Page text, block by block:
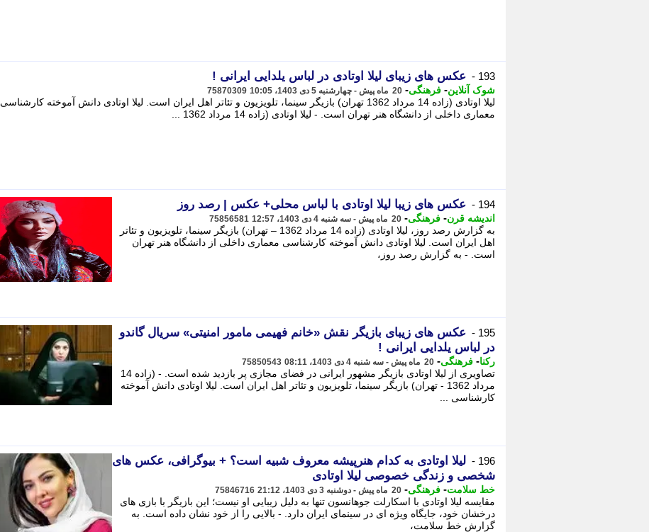
193 - عکس های زیبای لیلا اوتادی در لباس یلدایی ایرانی !
شوک آنلاین- فرهنگی- 20 ماه پیش - چهارشنبه 5 دی 1403، 10:05 75870309
لیلا اوتادی (زاده 14 مرداد 1362 تهران) بازیگر سینما، تلویزیون و تئاتر اهل ایران است. لیلا اوتادی دانش آموخته کارشناسی
معماری داخلی از دانشگاه هنر تهران است. - لیلا اوتادی (زاده 14 مرداد 1362 ...
194 - عکس های زیبا لیلا اوتادی با لباس محلی+ عکس | رصد روز
اندیشه قرن- فرهنگی- 20 ماه پیش - سه شنبه 4 دی 1403، 12:57 75856581
به گزارش رصد روز، لیلا اوتادی (زاده 14 مرداد 1362 – تهران) بازیگر سینما، تلویزیون و تئاتر
اهل ایران است. لیلا اوتادی دانش آموخته کارشناسی معماری داخلی از دانشگاه هنر تهران
است. - به گزارش رصد روز،
195 -
عکس های زیبای بازیگر نقش «خانم فهیمی مامور امنیتی» سریال گاندو
در لباس یلدایی ایرانی !
رکنا- فرهنگی- 20 ماه پیش - سه شنبه 4 دی 1403، 08:11 75850543
تصاویری از لیلا اوتادی بازیگر مشهور ایرانی در فضای مجازی پر بازدید شده است. - (زاده 14
مرداد 1362 - تهران) بازیگر سینما، تلویزیون و تئاتر اهل ایران است. لیلا اوتادی دانش آموخته
کارشناسی ...
196 -
لیلا اوتادی به کدام هنرپیشه معروف شبیه است؟ + بیوگرافی، عکس های
شخصی و زندگی خصوصی لیلا اوتادی
خط سلامت- فرهنگی- 20 ماه پیش - دوشنبه 3 دی 1403، 21:12 75846716
مقایسه لیلا اوتادی با اسکارلت جوهانسون تنها به دلیل زیبایی او نیست؛ این بازیگر با بازی های
درخشان خود، جایگاه ویژه ای در سینمای ایران دارد. - بالایی را از خود نشان داده است. به
گزارش خط سلامت،